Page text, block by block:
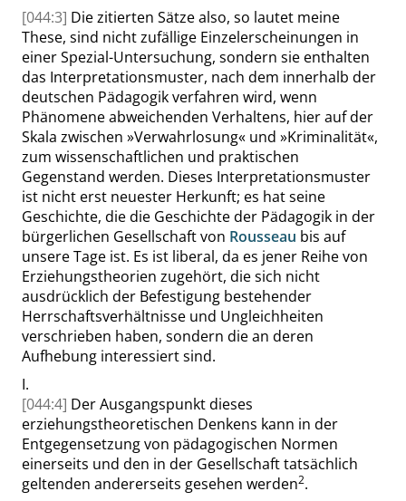
[044:3] Die zitierten Sätze also, so lautet meine
These, sind nicht zufällige Einzelerscheinungen in
einer Spezial-Untersuchung, sondern sie enthalten
das Interpretationsmuster, nach dem innerhalb der
deutschen Pädagogik verfahren wird, wenn
Phänomene abweichenden Verhaltens, hier auf der
Skala zwischen »Verwahrlosung« und »Kriminalität«,
zum wissenschaftlichen und praktischen
Gegenstand werden. Dieses Interpretationsmuster
ist nicht erst neuester Herkunft; es hat seine
Geschichte, die die Geschichte der Pädagogik in der
bürgerlichen Gesellschaft von Rousseau bis auf
unsere Tage ist. Es ist liberal, da es jener Reihe von
Erziehungstheorien zugehört, die sich nicht
ausdrücklich der Befestigung bestehender
Herrschaftsverhältnisse und Ungleichheiten
verschrieben haben, sondern die an deren
Aufhebung interessiert sind.
I.
[044:4] Der Ausgangspunkt dieses
erziehungstheoretischen Denkens kann in der
Entgegensetzung von pädagogischen Normen
einerseits und den in der Gesellschaft tatsächlich
geltenden andererseits gesehen werden2.